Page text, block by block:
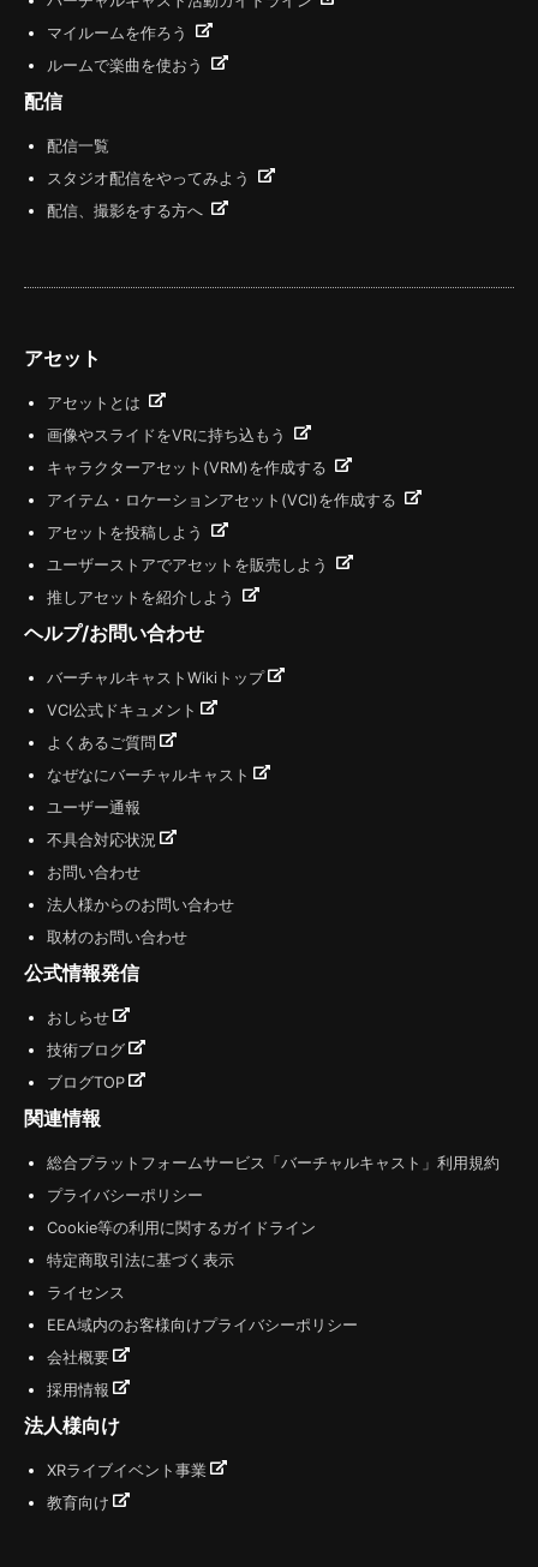
マイルームを作ろう
ルームで楽曲を使おう
配信
配信一覧
スタジオ配信をやってみよう
配信、撮影をする方へ
アセット
アセットとは
画像やスライドをVRに持ち込もう
キャラクターアセット(VRM)を作成する
アイテム・ロケーションアセット(VCI)を作成する
アセットを投稿しよう
ユーザーストアでアセットを販売しよう
推しアセットを紹介しよう
ヘルプ/お問い合わせ
バーチャルキャストWikiトップ
VCI公式ドキュメント
よくあるご質問
なぜなにバーチャルキャスト
ユーザー通報
不具合対応状況
お問い合わせ
法人様からのお問い合わせ
取材のお問い合わせ
公式情報発信
おしらせ
技術ブログ
ブログTOP
関連情報
総合プラットフォームサービス「バーチャルキャスト」利用規約
プライバシーポリシー
Cookie等の利用に関するガイドライン
特定商取引法に基づく表示
ライセンス
EEA域内のお客様向けプライバシーポリシー
会社概要
採用情報
法人様向け
XRライブイベント事業
教育向け